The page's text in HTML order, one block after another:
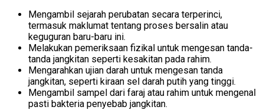
Mengambil sejarah perubatan secara terperinci,
termasuk maklumat tentang proses bersalin atau
keguguran baru-baru ini.
Melakukan pemeriksaan fizikal untuk mengesan tanda-
tanda jangkitan seperti kesakitan pada rahim.
Mengarahkan ujian darah untuk mengesan tanda
jangkitan, seperti kiraan sel darah putih yang tinggi.
Mengambil sampel dari faraj atau rahim untuk mengenal
pasti bakteria penyebab jangkitan.